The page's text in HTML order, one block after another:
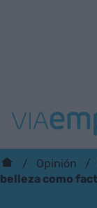
Opinión
belleza como